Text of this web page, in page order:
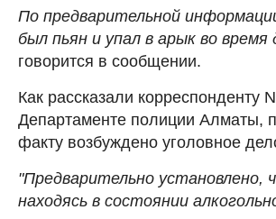
По предварительной
был пьян и упал в арык во время
говорится в сообщении.
Как рассказали корреспонденту
Департаменте полиции Алматы,
факту возбуждено уголовное
"Предварительно установлено,
находясь в состоянии